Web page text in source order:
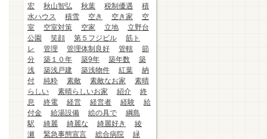
宏
秋山智弘 秋葉 税制優遇
積
水ハウス
積雪 空き 空き家
空
室
空室対策 空家 立地
立野台
公園
笑顔 第５フジビル
筋ト
レ
管理 管理体制良好 管轄
節
分
築１０年 築9年 築年数
築
浅
築浅戸建 築浅物件 紅葉
納
付
純粋 素敵 素敵なお家
素晴
らしい
素晴らしいお家 紹介
終
息
終電 経営 経営者 経験
給
付金
給湯設備 絵の具で
綱島
駅
綺麗 綺麗な 綺麗好き
綾
瀬
緊急事態宣言 総合病院
緑